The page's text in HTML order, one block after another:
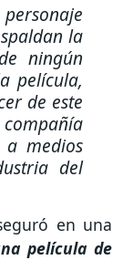
la
ningún
película,
de este
a medios
del
en una
película de